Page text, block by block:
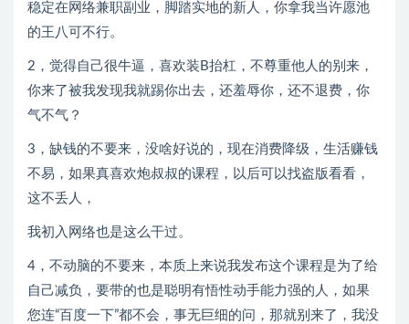
稳定在网络兼职副业，脚踏实地的新人，你拿我当许愿池
的王八可不行。
2，觉得自己很牛逼，喜欢装B抬杠，不尊重他人的别来，
你来了被我发现我就踢你出去，还羞辱你，还不退费，你
气不气？
3，缺钱的不要来，没啥好说的，现在消费降级，生活赚钱
不易，如果真喜欢炮叔叔的课程，以后可以找盗版看看，
这不丢人，
我初入网络也是这么干过。
4，不动脑的不要来，本质上来说我发布这个课程是为了给
自己减负，要带的也是聪明有悟性动手能力强的人，如果
您连“百度一下”都不会，事无巨细的问，那就别来了，我没